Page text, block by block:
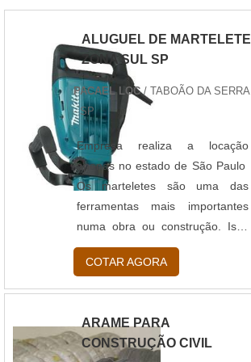
ALUGUEL DE MARTELETE
ZONA SUL SP
PACAEL LOC/ TABOÃO DA SERRA
- SP
Empresa realiza a locação
apenas no estado de São Paulo
Os marteletes são uma das
ferramentas mais importantes
numa obra ou construção. Isso
porque os marteletes têm a
capacidade de perfurar ou
desmantelar estruturas para que
em seus lugares. É possível
fazer a locação de marteletes
COTAR AGORA
ARAME PARA
CONSTRUÇÃO CIVIL